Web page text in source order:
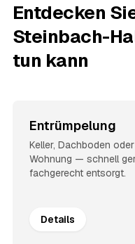
Entdecken
Steinbach-
tun kann
Entrümpelung
Keller, Dachboden
Wohnung — schnell
fachgerecht entsorgt.
Details